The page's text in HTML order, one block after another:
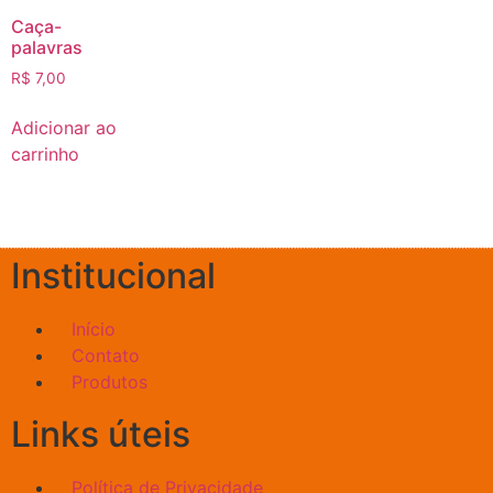
Caça-
palavras
R$ 7,00
Adicionar ao
carrinho
Institucional
Início
Contato
Produtos
Links úteis
Política de Privacidade